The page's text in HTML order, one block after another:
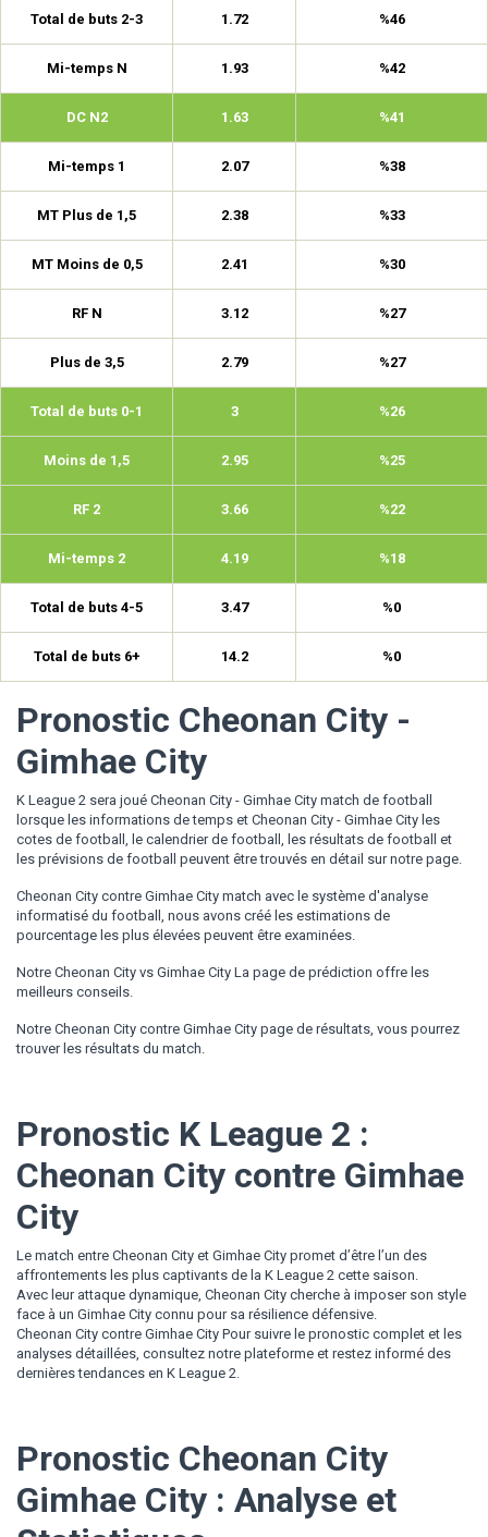
Total de buts 2-3 1.72 %46
Mi-temps N 1.93 %42
DC N2 1.63 %41
Mi-temps 1 2.07 %38
MT Plus de 1,5 2.38 %33
MT Moins de 0,5 2.41 %30
RF N 3.12 %27
Plus de 3,5 2.79 %27
Total de buts 0-1 3 %26
Moins de 1,5 2.95 %25
RF 2 3.66 %22
Mi-temps 2 4.19 %18
Total de buts 4-5 3.47 %0
Total de buts 6+ 14.2 %0
Pronostic Cheonan City -
Gimhae City
K League 2 sera joué Cheonan City - Gimhae City match de football
lorsque les informations de temps et Cheonan City - Gimhae City les
cotes de football, le calendrier de football, les résultats de football et
les prévisions de football peuvent être trouvés en détail sur notre page.
Cheonan City contre Gimhae City match avec le système d'analyse
informatisé du football, nous avons créé les estimations de
pourcentage les plus élevées peuvent être examinées.
Notre Cheonan City vs Gimhae City La page de prédiction offre les
meilleurs conseils.
Notre Cheonan City contre Gimhae City page de résultats, vous pourrez
trouver les résultats du match.
Pronostic K League 2 :
Cheonan City contre Gimhae
City
Le match entre Cheonan City et Gimhae City promet d’être l’un des
affrontements les plus captivants de la K League 2 cette saison.
Avec leur attaque dynamique, Cheonan City cherche à imposer son style
face à un Gimhae City connu pour sa résilience défensive.
Cheonan City contre Gimhae City Pour suivre le pronostic complet et les
analyses détaillées, consultez notre plateforme et restez informé des
dernières tendances en K League 2.
Pronostic Cheonan City
Gimhae City : Analyse et